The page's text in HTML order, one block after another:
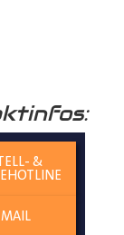
Natur aus
verlängert
&
MAIL